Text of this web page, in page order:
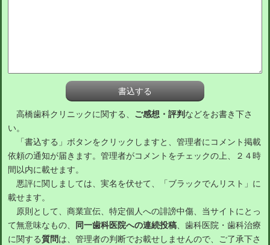
高橋歯科クリニックに関する、 ご感想・評判 などをお書き下さ
い。
「書込する」ボタンをクリックしますと、管理者にコメント掲載
依頼の通知が届きます。管理者がコメントをチェックの上、２４時
間以内に載せます。
悪評に関しましては、実名を伏せて、「ブラックでんリスト」に
載せます。
原則として、商業宣伝、特定個人への誹謗中傷、当サイトにとっ
て無意味なもの、
同一歯科医院への連続投稿、歯科医院・歯科治療
に関する質問は、管理者の判断でお載せしませんので、ご了承下さ